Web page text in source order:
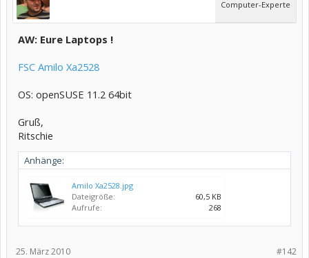
Computer-Experte
AW: Eure Laptops !
FSC Amilo Xa2528
OS: openSUSE 11.2 64bit
Gruß,
Ritschie
Anhänge:
Amilo Xa2528.jpg
Dateigröße:
60,5 KB
Aufrufe:
268
#142
25. März 2010